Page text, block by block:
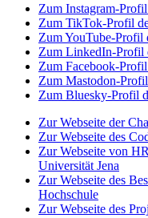
Zum Instagram-
Zum TikTok-Profil
Zum YouTube-Profil
Zum LinkedIn-Profil
Zum Facebook-
Zum Mastodon-
Zum Bluesky-Profil
Zur Webseite der
Zur Webseite des
Zur Webseite von
Universität Jena
Zur Webseite des
Hochschule
Zur Webseite des